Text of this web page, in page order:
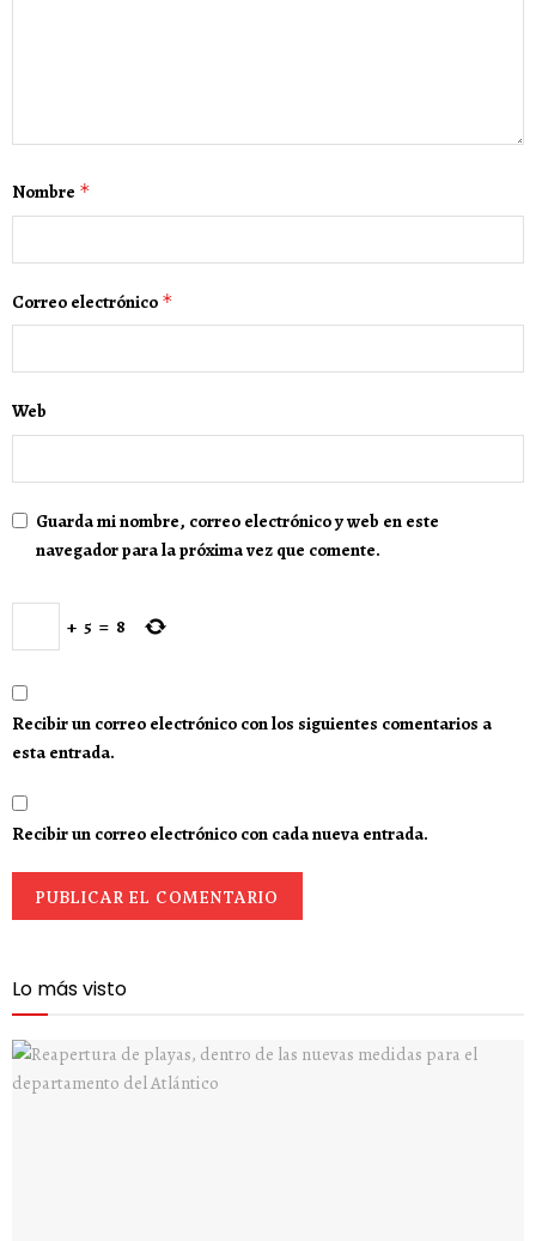
Nombre *
Correo electrónico *
Web
Guarda mi nombre, correo electrónico y web en este
navegador para la próxima vez que comente.
+ 5 = 8
Recibir un correo electrónico con los siguientes comentarios a
esta entrada.
Recibir un correo electrónico con cada nueva entrada.
Lo más visto